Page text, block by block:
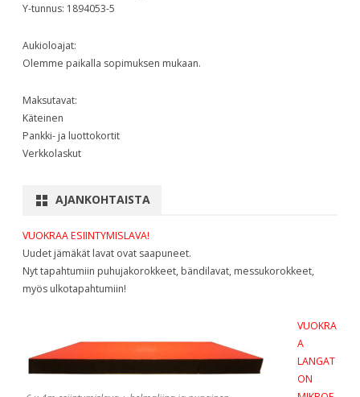
Y-tunnus: 1894053-5
Aukioloajat:
Olemme paikalla sopimuksen mukaan.
Maksutavat:
Käteinen
Pankki- ja luottokortit
Verkkolaskut
AJANKOHTAISTA
VUOKRAA ESIINTYMISLAVA!
Uudet jämäkät lavat ovat saapuneet.
Nyt tapahtumiin puhujakorokkeet, bändilavat, messukorokkeet,
myös ulkotapahtumiin!
VUOKRA
A
LANGAT
ON